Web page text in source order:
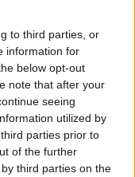
to third parties, or
information for
below opt-out
note that after your
seeing
utilized by
parties prior to
of the further
third parties on the
partidos deFútbol
del
03/2013, podemos dar los